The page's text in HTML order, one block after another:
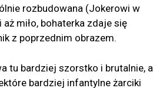
rozbudowana (Jokerowi w
miło, bohaterka zdaje się
z poprzednim obrazem.
tu bardziej szorstko i brutalnie, a
bardziej infantylne żarciki